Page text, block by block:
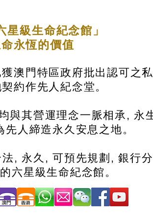
星級生命紀念館」
永恆的價值
澳門特區政府批出認可之私
約作先人紀念堂。
與其營運理念一脈相承, 永
人締造永久安息之地。
, 永久, 可預先規劃, 銀行分
六星級生命紀念館。